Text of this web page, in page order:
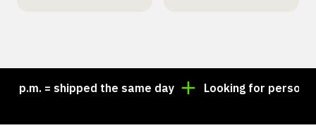
= shipped the same day Looking for